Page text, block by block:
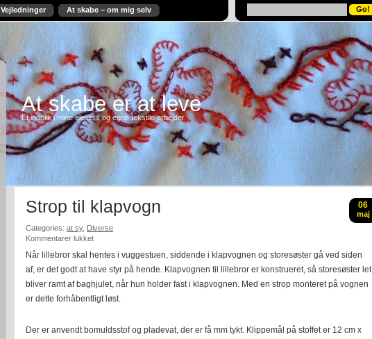
Vejledninger At skabe – om mig selv
At skabe er at leve
Et indblik i mine elevers og egne tekstile arbejder.
Strop til klapvogn 06
maj
Categories: at sy, Diverse
Kommentarer lukkettil
til
klapvogn
Når lillebror skal hentes i vuggestuen, siddende i klapvognen og storesøster gå ved siden
af, er det godt at have styr på hende. Klapvognen til lillebror er konstrueret, så storesøster let
bliver ramt af baghjulet, når hun holder fast i klapvognen. Med en strop monteret på vognen
er dette forhåbentligt løst.
Der er anvendt bomuldsstof og pladevat, der er få mm tykt. Klippemål på stoffet er 12 cm x